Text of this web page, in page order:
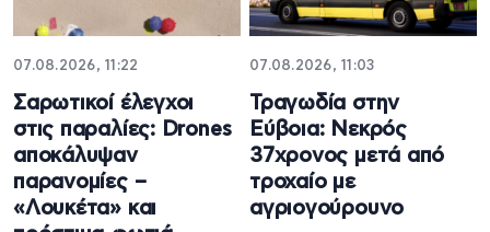
07.08.2026, 11:22
Σαρωτικοί έλεγχοι
στις παραλίες: Drones
αποκάλυψαν
παρανομίες –
«Λουκέτα» και
07.08.2026, 11:03
Τραγωδία στην
Εύβοια: Νεκρός
37χρονος μετά από
τροχαίο με
αγριογούρουνο